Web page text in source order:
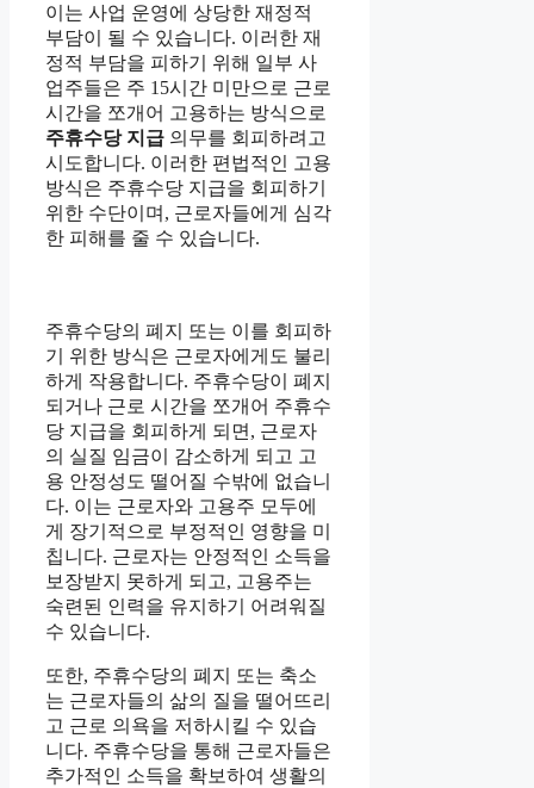
이는 사업 운영에 상당한 재정적
부담이 될 수 있습니다. 이러한 재
정적 부담을 피하기 위해 일부 사
업주들은 주 15시간 미만으로 근로
시간을 쪼개어 고용하는 방식으로
주휴수당 지급 의무를 회피하려고
시도합니다. 이러한 편법적인 고용
방식은 주휴수당 지급을 회피하기
위한 수단이며, 근로자들에게 심각
한 피해를 줄 수 있습니다.
주휴수당의 폐지 또는 이를 회피하
기 위한 방식은 근로자에게도 불리
하게 작용합니다. 주휴수당이 폐지
되거나 근로 시간을 쪼개어 주휴수
당 지급을 회피하게 되면, 근로자
의 실질 임금이 감소하게 되고 고
용 안정성도 떨어질 수밖에 없습니
다. 이는 근로자와 고용주 모두에
게 장기적으로 부정적인 영향을 미
칩니다. 근로자는 안정적인 소득을
보장받지 못하게 되고, 고용주는
숙련된 인력을 유지하기 어려워질
수 있습니다.
또한, 주휴수당의 폐지 또는 축소
는 근로자들의 삶의 질을 떨어뜨리
고 근로 의욕을 저하시킬 수 있습
니다. 주휴수당을 통해 근로자들은
추가적인 소득을 확보하여 생활의